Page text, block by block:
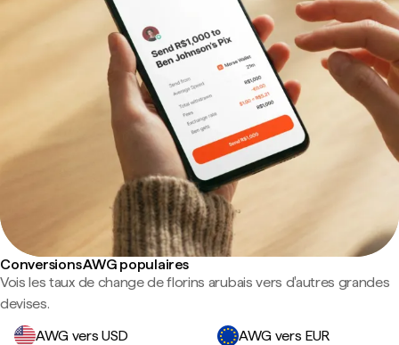
Conversions AWG populaires
Vois les taux de change de florins arubais vers d'autres grandes
devises.
AWG vers USD
AWG vers EUR